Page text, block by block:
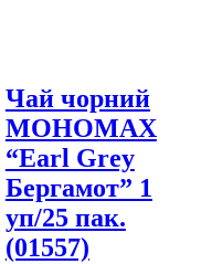
Чай чорний
МОНОМАХ
“Earl Grey
Бергамот” 1
уп/25 пак.
(01557)